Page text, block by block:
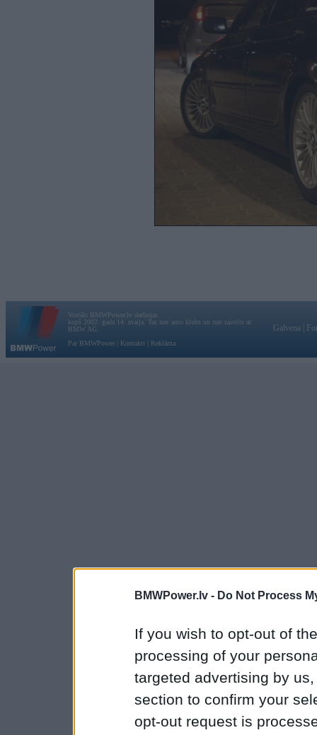
BMWPower.lv - Do Not Process
If you wish to opt-out of
processing of your
targeted advertising by
section to confirm your
opt-out request is
Vortāls BMWPower.lv darbojas
kopš 2002. gada 14. maija. Tas nav auto klubs un nav saistīts ar
BMW AG.
Par BMWPower
Kontakti Reklāma
Galvena